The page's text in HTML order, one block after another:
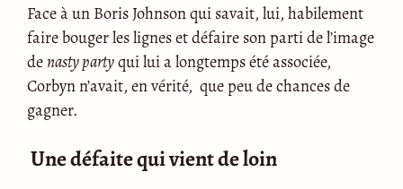
Face à un Boris Johnson qui savait, lui, habilement
faire bouger les lignes et défaire son parti de l’image
denasty partyqui lui a longtemps été associée,
Corbyn n’avait, en vérité, que peu de chances de
gagner.
Une défaite qui vient de loin